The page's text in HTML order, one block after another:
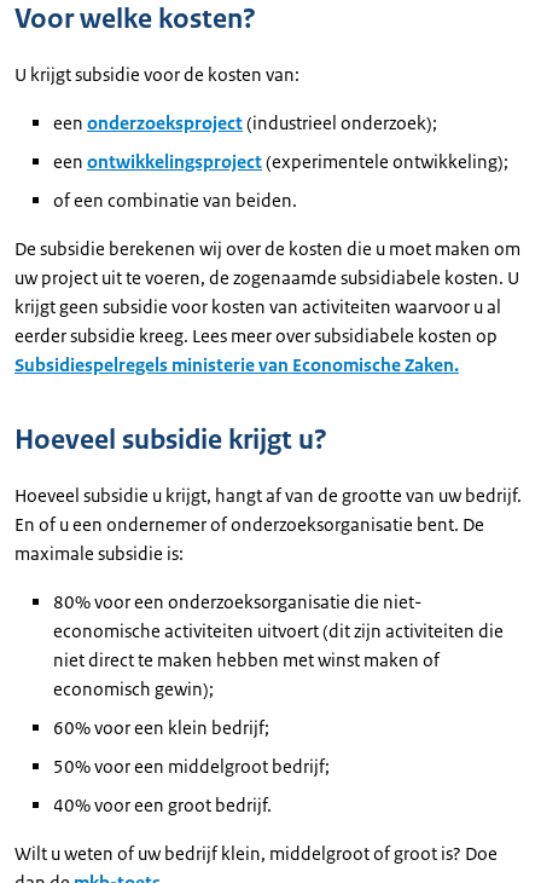
Voor welke kosten?
U krijgt subsidie voor de kosten van:
een onderzoeksproject(industrieel onderzoek);
een ontwikkelingsproject(experimentele ontwikkeling);
of een combinatie van beiden.
De subsidie berekenen wij over de kosten die u moet maken om
uw project uit te voeren, de zogenaamde subsidiabele kosten. U
krijgt geen subsidie voor kosten van activiteiten waarvoor u al
eerder subsidie kreeg. Lees meer over subsidiabele kosten op
Subsidiespelregels ministerie van Economische Zaken.
Hoeveel subsidie krijgt u?
Hoeveel subsidie u krijgt, hangt af van de grootte van uw bedrijf.
En of u een ondernemer of onderzoeksorganisatie bent. De
maximale subsidie is:
80% voor een onderzoeksorganisatie die niet-
economische activiteiten uitvoert (dit zijn activiteiten die
niet direct te maken hebben met winst maken of
economisch gewin);
60% voor een klein bedrijf;
50% voor een middelgroot bedrijf;
40% voor een groot bedrijf.
Wilt u weten of uw bedrijf klein, middelgroot of groot is? Doe